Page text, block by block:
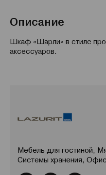
Описание
Шкаф «Шарли» в стиле
аксессуаров.
Мебель для гостиной,
Системы хранения,